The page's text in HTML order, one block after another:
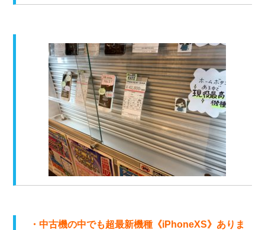
・中古機の中でも超最新機種《iPhoneXS》ありま